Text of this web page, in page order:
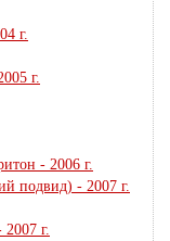
г.
г.
- 2006 г.
подвид) - 2007 г.
г.